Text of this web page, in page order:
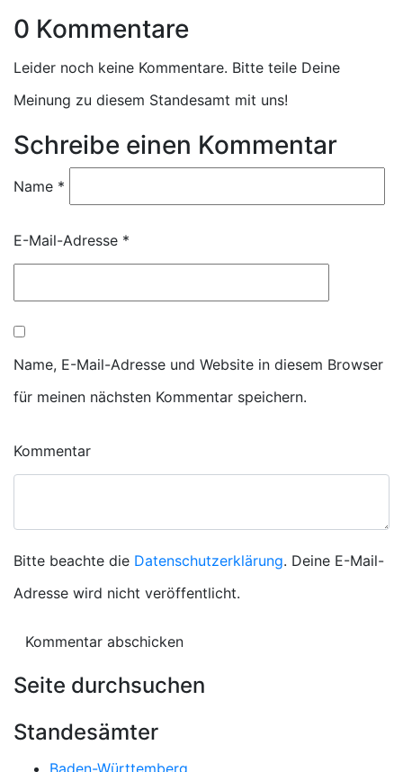
0 Kommentare
Leider noch keine Kommentare. Bitte teile Deine
Meinung zu diesem Standesamt mit uns!
Schreibe einen Kommentar
Name *
E-Mail-Adresse *
Name, E-Mail-Adresse und Website in diesem Browser
für meinen nächsten Kommentar speichern.
Kommentar
Bitte beachte die Datenschutzerklärung. Deine E-Mail-
Adresse wird nicht veröffentlicht.
Seite durchsuchen
Standesämter
Baden-Württemberg